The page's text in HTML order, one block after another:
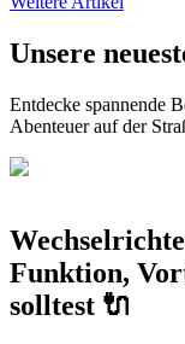
Unsere
Entdecke spannende
Abenteuer auf der
Funktion,
solltest 🔌